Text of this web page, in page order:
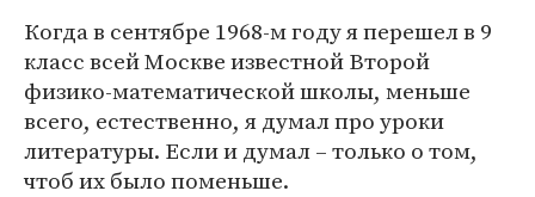
Когда в сентябре 1968-м году я перешел в 9
класс всей Москве известной Второй
физико-математической школы, меньше
всего, естественно, я думал про уроки
литературы. Если и думал – только о том,
чтоб их было поменьше.